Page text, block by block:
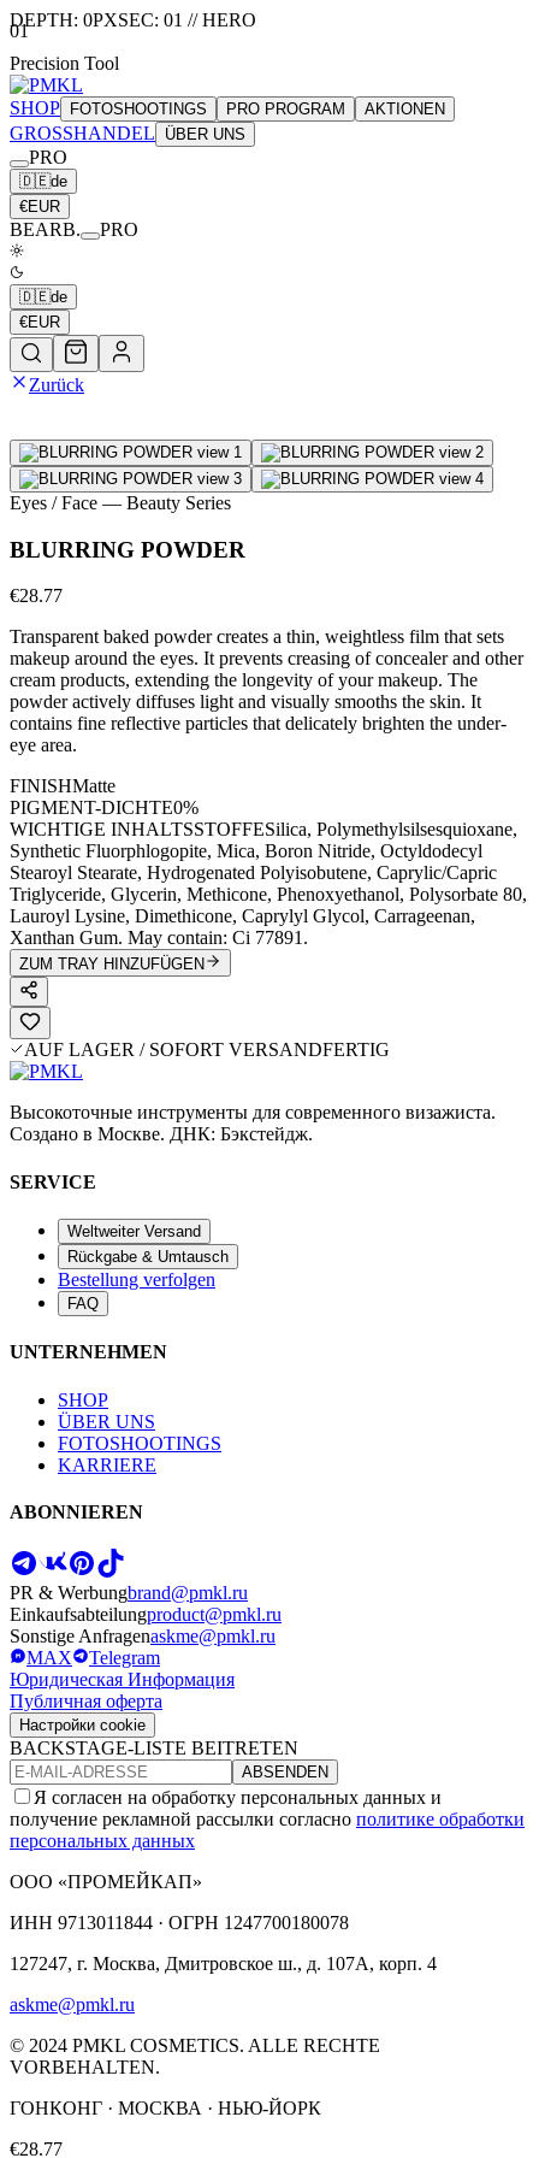
DEPTH: 0PXSEC: 01 //HERO
01
Precision Tool
SHOP FOTOSHOOTINGS PRO PROGRAM AKTIONEN
GROSSHANDEL ÜBER UNS
PRO
🇩🇪de
€EUR
BEARB. PRO
🇩🇪de
€EUR
Zurück
Eyes / Face — Beauty Series
BLURRING POWDER
€28.77
Transparent baked powder creates a thin, weightless film that sets
makeup around the eyes. It prevents creasing of concealer and other
cream products, extending the longevity of your makeup. The
powder actively diffuses light and visually smooths the skin. It
contains fine reflective particles that delicately brighten the under-
eye area.
FINISHMatte
PIGMENT-DICHTE0%
WICHTIGE INHALTSSTOFFESilica, Polymethylsilsesquioxane,
Synthetic Fluorphlogopite, Mica, Boron Nitride, Octyldodecyl
Stearoyl Stearate, Hydrogenated Polyisobutene, Caprylic/Capric
Triglyceride, Glycerin, Methicone, Phenoxyethanol, Polysorbate 80,
Lauroyl Lysine, Dimethicone, Caprylyl Glycol, Carrageenan,
Xanthan Gum. May contain: Ci 77891.
ZUM TRAY HINZUFÜGEN
AUF LAGER / SOFORT VERSANDFERTIG
Высокоточные инструменты для современного визажиста.
Создано в Москве. ДНК: Бэкстейдж.
SERVICE
Weltweiter Versand
Rückgabe & Umtausch
Bestellung verfolgen
FAQ
UNTERNEHMEN
SHOP
ÜBER UNS
FOTOSHOOTINGS
KARRIERE
ABONNIEREN
PR & Werbungbrand@pmkl.ru
Einkaufsabteilungproduct@pmkl.ru
Sonstige Anfragenaskme@pmkl.ru
MAX
Telegram
Юридическая Информация
Публичная оферта
Настройки cookie
BACKSTAGE-LISTE BEITRETEN
ABSENDEN
Я согласен на обработку персональных данных и
получение рекламной рассылки согласно политике обработки
персональных данных
ООО «ПРОМЕЙКАП»
ИНН 9713011844 · ОГРН 1247700180078
127247, г. Москва, Дмитровское ш., д. 107А, корп. 4
askme@pmkl.ru
© 2024 PMKL COSMETICS. ALLE RECHTE
VORBEHALTEN.
ГОНКОНГ · МОСКВА · НЬЮ-ЙОРК
€28.77